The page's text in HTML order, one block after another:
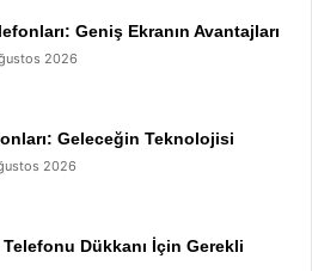
Geniş Ekranın Avantajları
2026
Geleceğin Teknolojisi
2026
Dükkanı İçin Gerekli